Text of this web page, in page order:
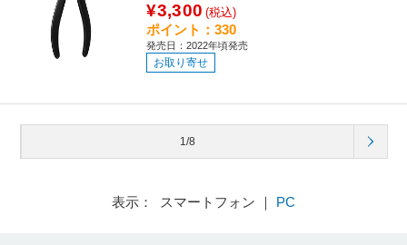
¥3,300 (税込)
ポイント：330
発売日：2022年頃発売
お取り寄せ
1/8
表示： スマートフォン ｜ PC